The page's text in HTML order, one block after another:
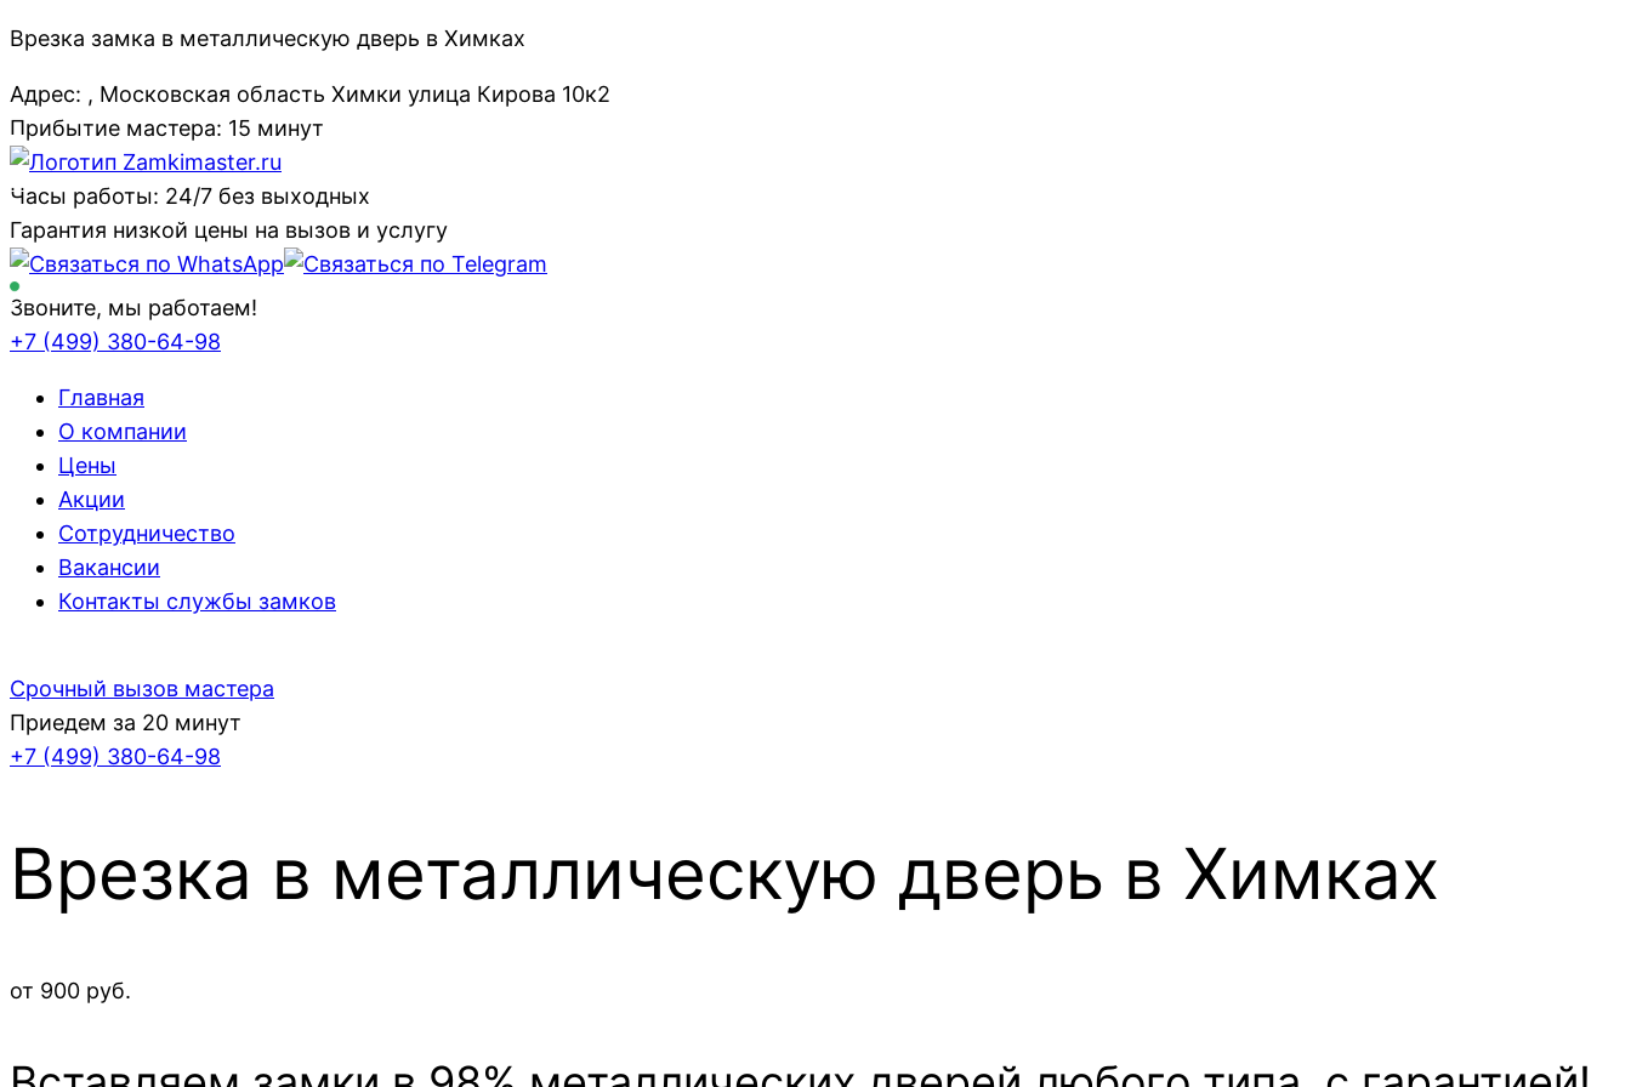
Врезка замка в металлическую дверь в Химках
Адрес: , Московская область Химки улица Кирова 10к2
Прибытие мастера: 15 минут
Часы работы: 24/7 без выходных
Гарантия низкой цены на вызов и услугу
Звоните, мы работаем!
+7 (499) 380-64-98
Главная
О компании
Цены
Акции
Сотрудничество
Вакансии
Контакты службы замков
Срочный вызов мастера
Приедем за 20 минут
+7 (499) 380-64-98
Врезка в металлическую дверь в Химках
от 900 руб.